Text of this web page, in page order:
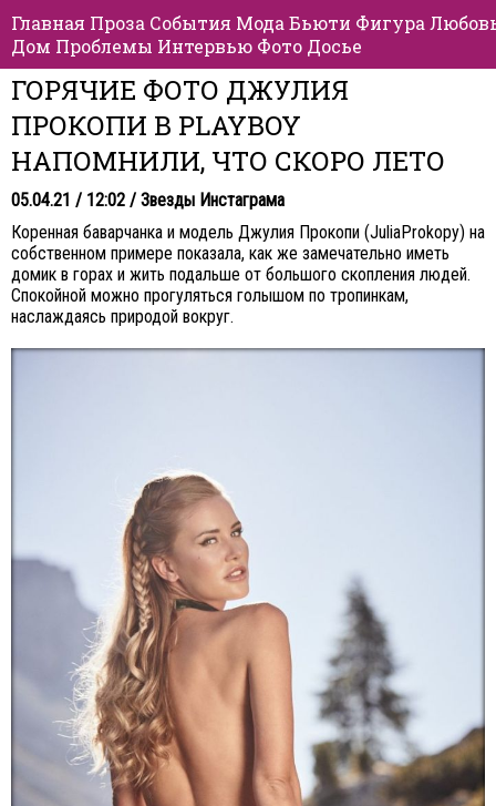
Главная Проза События Мода Бьюти Фигура
Дом Проблемы Интервью Фото Досье
ГОРЯЧИЕ ФОТО ДЖУЛИЯ
ПРОКОПИ В PLAYBOY
НАПОМНИЛИ, ЧТО СКОРО ЛЕТО
05.04.21 / 12:02 / Звезды Инстаграма
Коренная баварчанка и модель Джулия Прокопи (JuliaProkopy) на
собственном примере показала, как же замечательно иметь
домик в горах и жить подальше от большого скопления людей.
Спокойной можно прогуляться голышом по тропинкам,
наслаждаясь природой вокруг.